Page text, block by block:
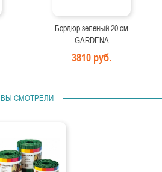
Бордюр зеленый 20 см
GARDENA
3810 руб.
ВЫ СМОТРЕЛИ